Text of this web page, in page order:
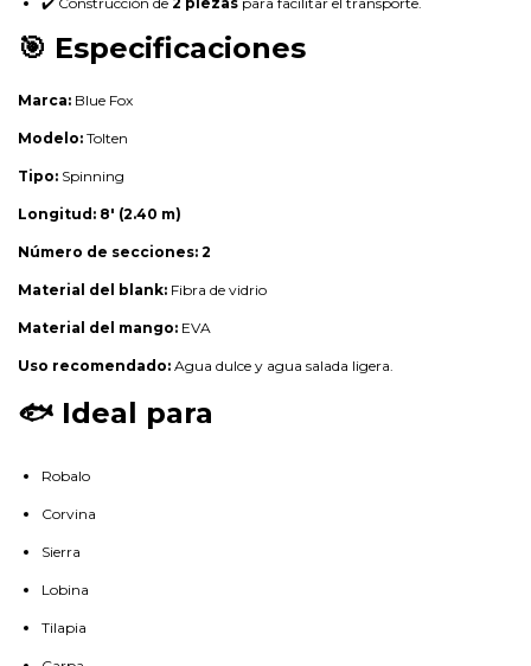
🎯 Especificaciones
Marca: Blue Fox
Modelo: Tolten
Tipo: Spinning
Longitud: 8' (2.40 m)
Número de secciones: 2
Material del blank: Fibra de vidrio
Material del mango: EVA
Uso recomendado: Agua dulce y agua salada ligera.
🐟 Ideal para
Robalo
Corvina
Sierra
Lobina
Tilapia